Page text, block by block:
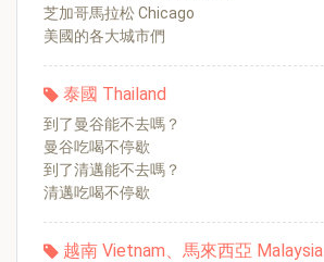
芝加哥馬拉松 Chicago
美國的各大城市們
泰國 Thailand
到了曼谷能不去嗎？
曼谷吃喝不停歇
到了清邁能不去嗎？
清邁吃喝不停歇
越南 Vietnam、馬來西亞 Malaysia